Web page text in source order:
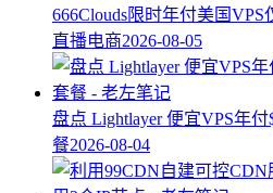
666Clouds限时年付美国
直播电商2026-08-05
盘点 Lightlayer 便宜VPS年
餐2026-08-04